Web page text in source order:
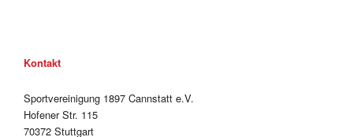
Kontakt
Sportvereinigung 1897 Cannstatt e.V.
Hofener Str. 115
70372 Stuttgart